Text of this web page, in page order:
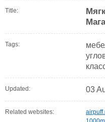
Title:
Tags:
Updated: 03
Related websites: